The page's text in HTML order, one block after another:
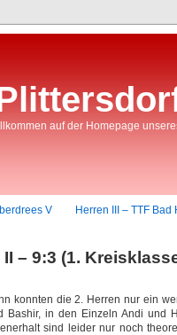
auf der Homepage
V Herren III – TTF Bad
– 9:3 (1.
konnten die 2. Herren nur ein
Bashir, in den Einzeln Andi und
sind leider nur noch